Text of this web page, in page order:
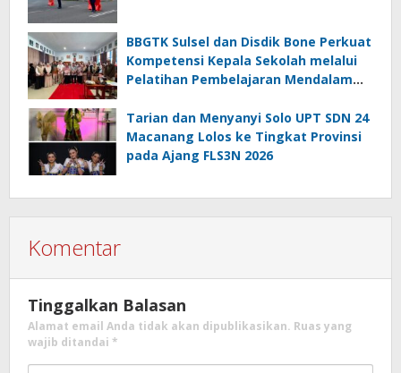
BBGTK Sulsel dan Disdik Bone Perkuat
Kompetensi Kepala Sekolah melalui
Pelatihan Pembelajaran Mendalam
Tarian dan Menyanyi Solo UPT SDN 24
Macanang Lolos ke Tingkat Provinsi
pada Ajang FLS3N 2026
Komentar
Tinggalkan Balasan
Alamat email Anda tidak akan dipublikasikan. Ruas yang
wajib ditandai *